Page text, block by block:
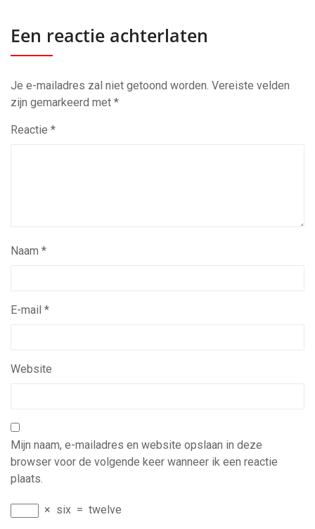
Een reactie achterlaten
Je e-mailadres zal niet getoond worden. Vereiste velden
zijn gemarkeerd met *
Reactie *
Naam *
E-mail *
Website
Mijn naam, e-mailadres en website opslaan in deze
browser voor de volgende keer wanneer ik een reactie
plaats.
× six = twelve